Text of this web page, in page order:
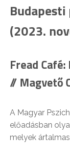
(2023.
Fread
// Magvető
A Magyar
előadásban
melyek